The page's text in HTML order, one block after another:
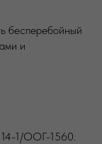
бесперебойный
и
1/ООГ-1560.